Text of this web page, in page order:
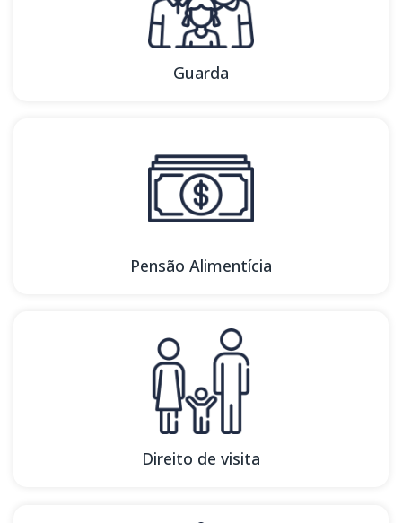
Guarda
Pensão Alimentícia
Direito de visita